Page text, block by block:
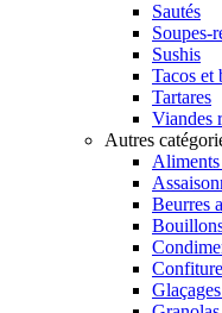
Sautés
Soupes-
Sushis
Tacos et
Tartares
Viandes
Autres
Beurres